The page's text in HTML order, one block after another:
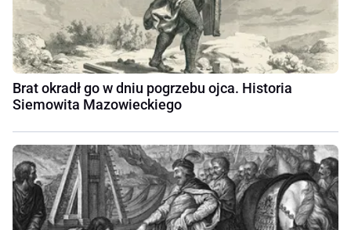
Brat okradł go w dniu pogrzebu ojca. Historia
Siemowita Mazowieckiego